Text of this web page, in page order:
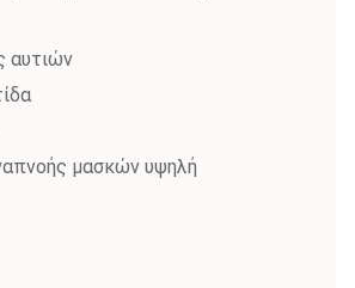
αυτιών
μασκών υψηλή